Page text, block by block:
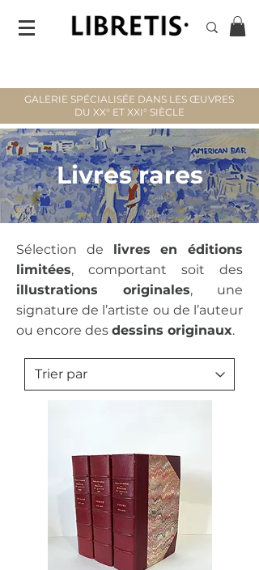
GALERIE SPÉCIALISÉE DANS LES ŒUVRES
DU XX° ET XXI° SIÈCLE
Livres rares
Sélection de livres en éditions
limitées, comportant soit des
illustrations originales, une
signature de l’artiste ou de l’auteur
ou encore des dessins originaux.